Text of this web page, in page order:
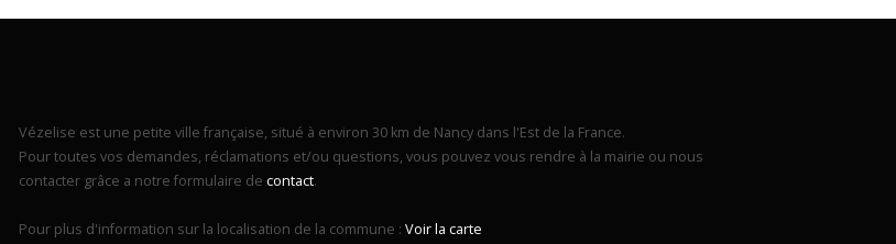
Vézelise est une petite ville française, situé à environ 30 km de Nancy dans l'Est de la France.
Pour toutes vos demandes, réclamations et/ou questions, vous pouvez vous rendre à la mairie ou nous
contacter grâce a notre formulaire de contact.
Pour plus d'information sur la localisation de la commune : Voir la carte